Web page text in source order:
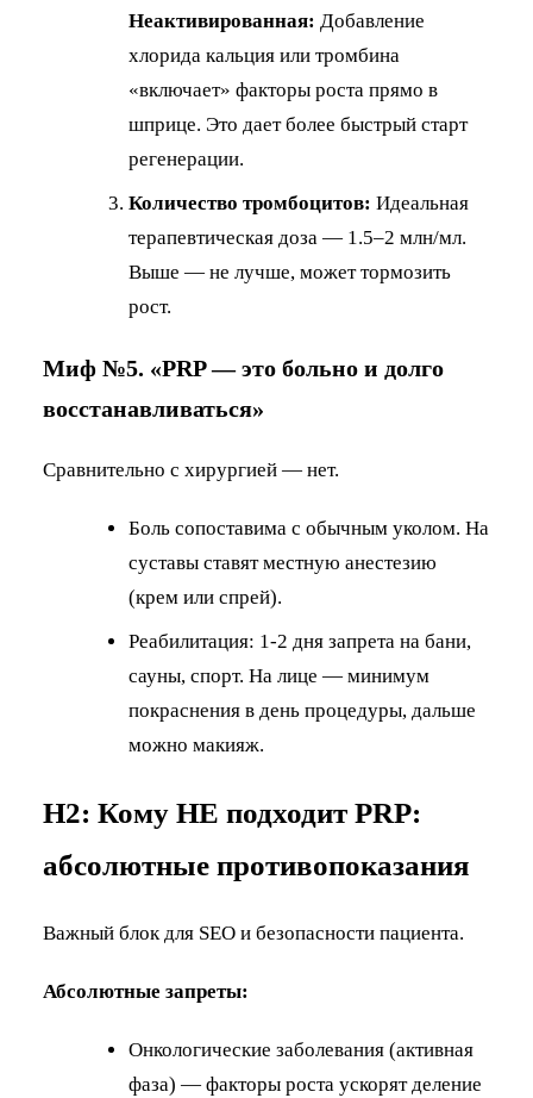
Неактивированная: Добавление
хлорида кальция или тромбина
«включает» факторы роста прямо в
шприце. Это дает более быстрый старт
регенерации.
Количество тромбоцитов: Идеальная
терапевтическая доза — 1.5–2 млн/мл.
Выше — не лучше, может тормозить
рост.
Миф №5. «PRP — это больно и долго
восстанавливаться»
Сравнительно с хирургией — нет.
Боль сопоставима с обычным уколом. На
суставы ставят местную анестезию
(крем или спрей).
Реабилитация: 1-2 дня запрета на бани,
сауны, спорт. На лице — минимум
покраснения в день процедуры, дальше
можно макияж.
H2: Кому НЕ подходит PRP:
абсолютные противопоказания
Важный блок для SEO и безопасности пациента.
Абсолютные запреты:
Онкологические заболевания (активная
фаза) — факторы роста ускорят деление